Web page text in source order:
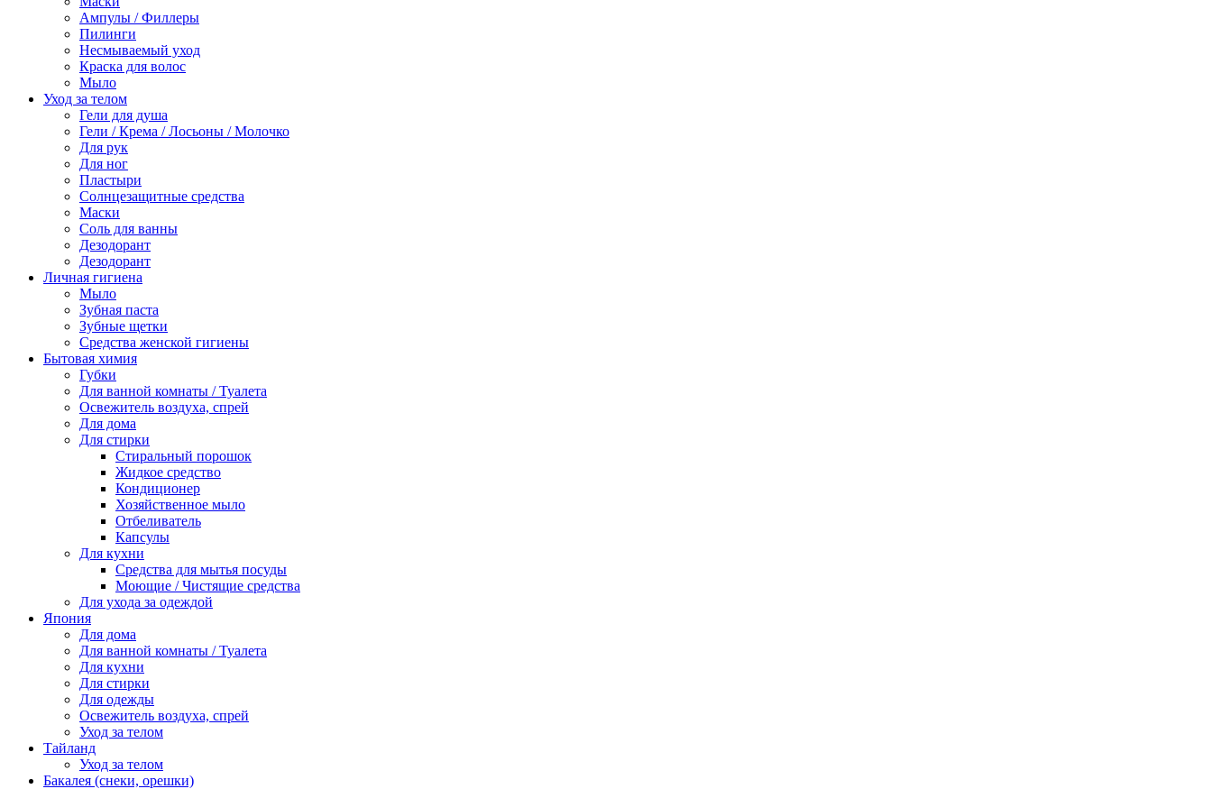
Ампулы / Филлеры
Пилинги
Несмываемый уход
Краска для волос
Мыло
Уход за телом
Гели для душа
Гели / Крема / Лосьоны / Молочко
Для рук
Для ног
Пластыри
Солнцезащитные средства
Маски
Соль для ванны
Дезодорант
Дезодорант
Личная гигиена
Мыло
Зубная паста
Зубные щетки
Средства женской гигиены
Бытовая химия
Губки
Для ванной комнаты / Туалета
Освежитель воздуха, спрей
Для дома
Для стирки
Стиральный порошок
Жидкое средство
Кондиционер
Хозяйственное мыло
Отбеливатель
Капсулы
Для кухни
Средства для мытья посуды
Моющие / Чистящие средства
Для ухода за одеждой
Япония
Для дома
Для ванной комнаты / Туалета
Для кухни
Для стирки
Для одежды
Освежитель воздуха, спрей
Уход за телом
Тайланд
Уход за телом
Бакалея (снеки, орешки)